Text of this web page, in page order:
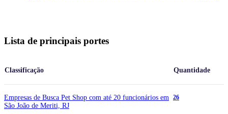
Lista de principais portes
Classificação Quantidade
Empresas de Busca Pet Shop com até 20 funcionários em
São João de Meriti, RJ
26